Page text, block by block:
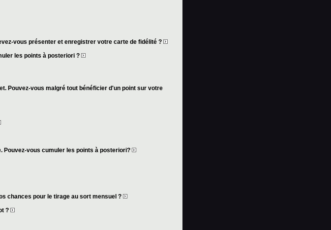
vous présenter et enregistrer votre carte de fidélité ?
les points à posteriori ?
Pouvez-vous malgré tout bénéficier d'un point sur votre
Pouvez-vous cumuler les points à posteriori?
chances pour le tirage au sort mensuel ?
?